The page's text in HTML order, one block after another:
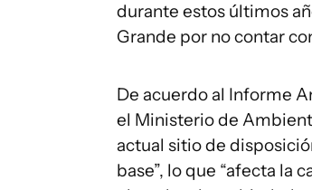
durante estos últimos
Grande por no contar
De acuerdo al Informe
el Ministerio de
actual sitio de
base”, lo que “afecta la